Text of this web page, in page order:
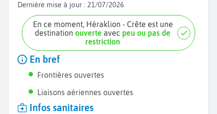
Dernière mise à jour : 21/07/2026
En ce moment, Héraklion - Crête est une
destinationouverte avec peu ou pas de
restriction
En bref
Frontières ouvertes
Liaisons aériennes ouvertes
Infos sanitaires